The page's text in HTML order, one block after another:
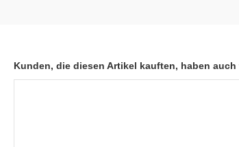
Kunden, die diesen Artikel kauften, haben